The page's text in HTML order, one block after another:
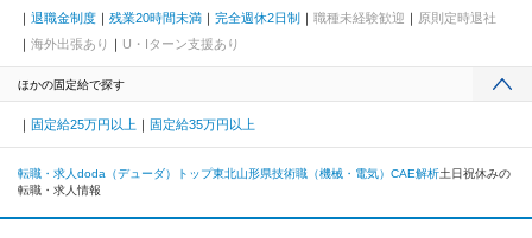
退職金制度
残業20時間未満 完全週休2日制 職種未経験歓迎
原則定時退社
海外出張あり
U・Iターン支援あり
ほかの固定給で探す
固定給25万円以上 固定給35万円以上
転職・求人doda（デューダ）トップ東北山形県技術職（機械・電気） CAE解析土日祝休みの
転職・求人情報